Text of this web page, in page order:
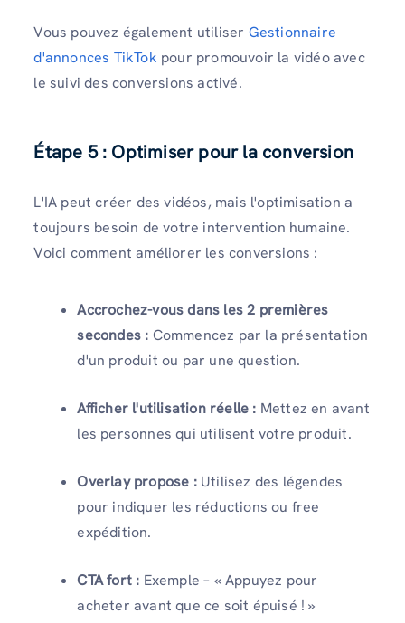
Vous pouvez également utiliser Gestionnaire
d'annonces TikTok pour promouvoir la vidéo avec
le suivi des conversions activé.
Étape 5 : Optimiser pour la conversion
L'IA peut créer des vidéos, mais l'optimisation a
toujours besoin de votre intervention humaine.
Voici comment améliorer les conversions :
Accrochez-vous dans les 2 premières
secondes : Commencez par la présentation
d'un produit ou par une question.
Afficher l'utilisation réelle : Mettez en avant
les personnes qui utilisent votre produit.
Overlay propose :Utilisez des légendes
pour indiquer les réductions ou free
expédition.
CTA fort : Exemple – « Appuyez pour
acheter avant que ce soit épuisé ! »